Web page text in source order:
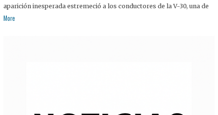
aparición inesperada estremeció a los conductores de la V-30, una de
More